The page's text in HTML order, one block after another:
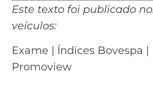
Este texto foi publicado
veículos:
Exame | Índices Bovespa |
Promoview